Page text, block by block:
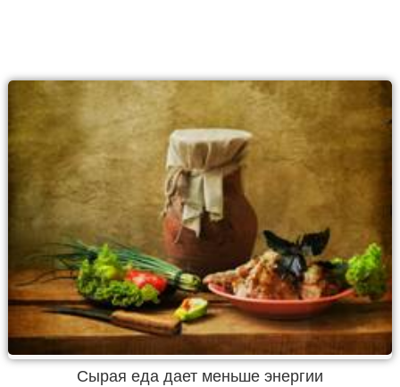
Сырая еда дает меньше энергии